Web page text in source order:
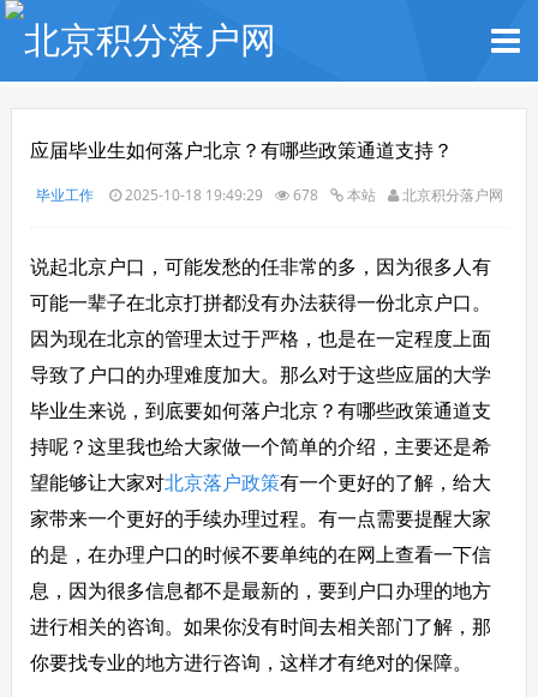
应届毕业生如何落户北京？有哪些政策通道支持？
毕业工作 2025-10-18 19:49:29 678 本站 北京积分落户网
说起北京户口，可能发愁的任非常的多，因为很多人有
可能一辈子在北京打拼都没有办法获得一份北京户口。
因为现在北京的管理太过于严格，也是在一定程度上面
导致了户口的办理难度加大。那么对于这些应届的大学
毕业生来说，到底要如何落户北京？有哪些政策通道支
持呢？这里我也给大家做一个简单的介绍，主要还是希
望能够让大家对北京落户政策有一个更好的了解，给大
家带来一个更好的手续办理过程。有一点需要提醒大家
的是，在办理户口的时候不要单纯的在网上查看一下信
息，因为很多信息都不是最新的，要到户口办理的地方
进行相关的咨询。如果你没有时间去相关部门了解，那
你要找专业的地方进行咨询，这样才有绝对的保障。